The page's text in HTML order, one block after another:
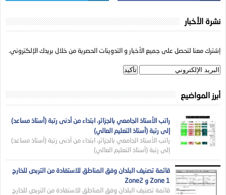
نشرة الأخبار
إشترك معنا لتحصل على جميع الأخبار و التدوينات الحصرية من خلال بريدك الإلكتروني.
أبرز المواضيع
راتب الأستاذ الجامعي بالجزائر، ابتداء من أدنى رتبة (أستاذ مساعد)
إلى رتبة (أستاذ التعليم العالي)
راتب الأستاذ الجامعي بالجزائر، ابتداء من أدنى رتبة (أستاذ مساعد)
إلى رتبة (أستاذ التعليم العالي)
قائمة تصنيف البلدان وفق المناطق للاستفادة من التربص للخارج
Zone 1 و Zone2
قائمة تصنيف البلدان وفق المناطق للاستفادة من التربص للخارج